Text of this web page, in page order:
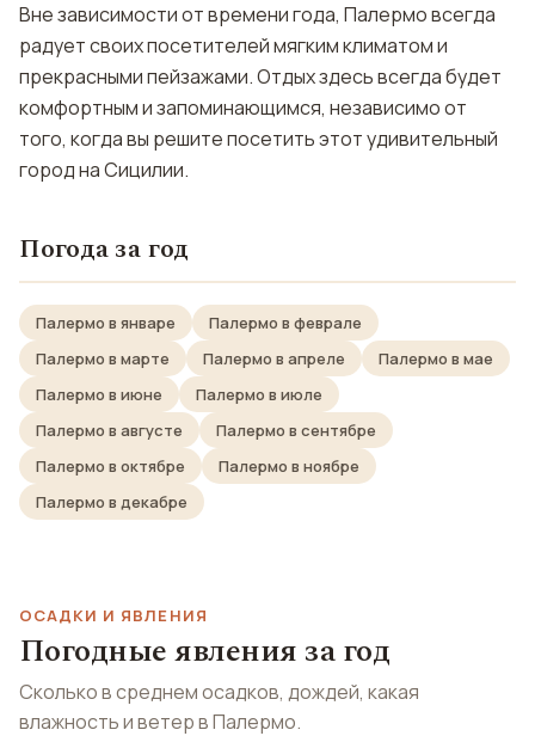
Вне зависимости от времени года, Палермо всегда
радует своих посетителей мягким климатом и
прекрасными пейзажами. Отдых здесь всегда будет
комфортным и запоминающимся, независимо от
того, когда вы решите посетить этот удивительный
город на Сицилии.
Погода за год
Палермо в январе
Палермо в феврале
Палермо в марте
Палермо в апреле
Палермо в мае
Палермо в июне
Палермо в июле
Палермо в августе
Палермо в сентябре
Палермо в октябре
Палермо в ноябре
Палермо в декабре
ОСАДКИ И ЯВЛЕНИЯ
Погодные явления за год
Сколько в среднем осадков, дождей, какая
влажность и ветер в Палермо.